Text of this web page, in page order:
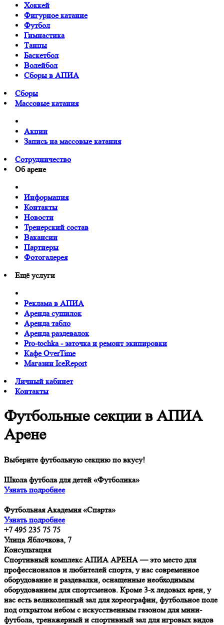
Хоккей
Фигурное катание
Футбол
Гимнастика
Танцы
Баскетбол
Волейбол
Сборы в АПИА
Сборы
Массовые катания
Акции
Запись на массовые катания
Сотрудничество
Об арене
Информация
Контакты
Новости
Тренерский состав
Вакансии
Партнеры
Фотогалерея
Ещё услуги
Реклама в АПИА
Аренда сушилок
Аренда табло
Аренда раздевалок
Pro-tochka - заточка и ремонт экипировки
Кафе OverTime
Магазин IceReport
Личный кабинет
Контакты
Футбольные секции в АПИА
Арене
Выберите футбольную секцию по вкусу!
Школа футбола для детей «Футболика»
Узнать подробнее
Футбольная Академия «Спарта»
Узнать подробнее
+7 495 235 75 75
Улица Яблочкова, 7
Консультация
Спортивный комплекс АПИА АРЕНА — это место для
профессионалов и любителей спорта, у нас современное
оборудование и раздевалки, оснащенные необходимым
оборудованием для спортсменов. Кроме 3-х ледовых арен, у
нас есть великолепный зал для хореографии, футбольное поле
под открытом небом с искусственным газоном для мини-
футбола, тренажерный и спортивный зал для игровых видов